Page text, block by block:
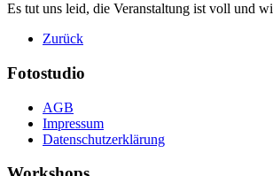
Es tut uns leid, die Veranstaltung ist voll und
Zurück
Fotostudio
AGB
Impressum
Datenschutzerklärung